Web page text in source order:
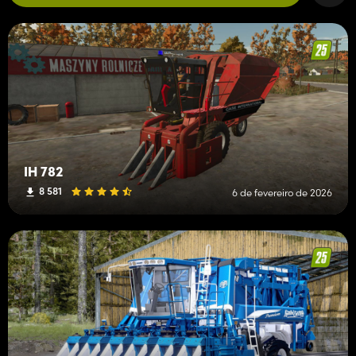
IH 782
8 581 6 de fevereiro de 2026